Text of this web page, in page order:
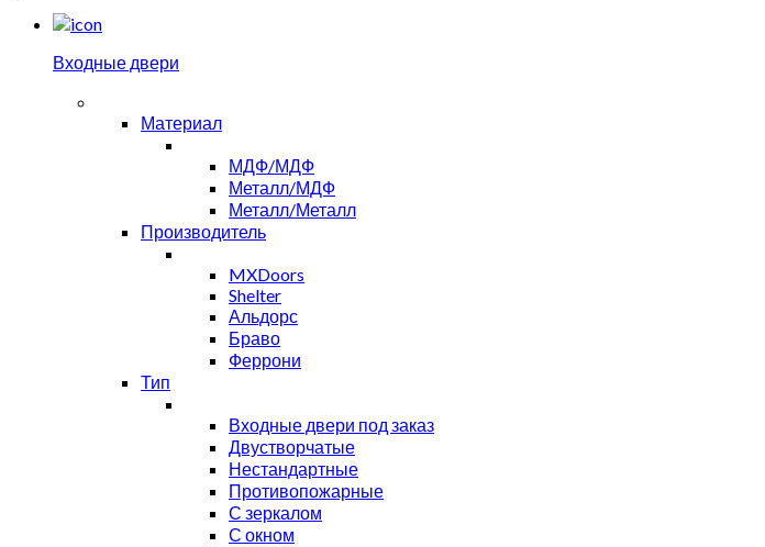
Входные двери
Материал
МДФ/МДФ
Металл/МДФ
Металл/Металл
Производитель
MXDoors
Shelter
Альдорс
Браво
Феррони
Тип
Входные двери под заказ
Двустворчатые
Нестандартные
Противопожарные
С зеркалом
С окном